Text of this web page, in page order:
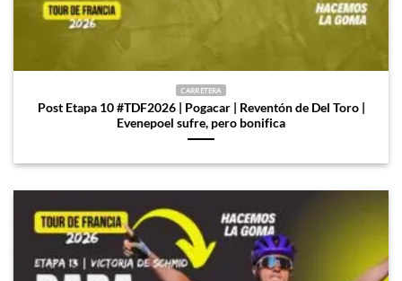
CARRETERA
Post Etapa 10 #TDF2026 | Pogacar | Reventón de Del Toro |
Evenepoel sufre, pero bonifica